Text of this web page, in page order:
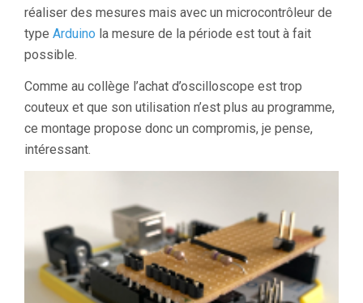
réaliser des mesures mais avec un microcontrôleur de
type Arduino la mesure de la période est tout à fait
possible.
Comme au collège l’achat d’oscilloscope est trop
couteux et que son utilisation n’est plus au programme,
ce montage propose donc un compromis, je pense,
intéressant.